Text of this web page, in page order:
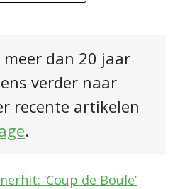
meer dan 20 jaar
verder naar
recente artikelen
.
‘Coup de Boule’